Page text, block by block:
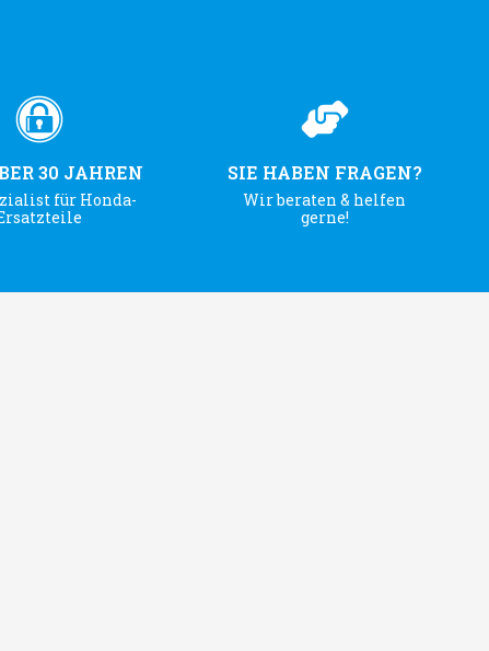
30 JAHREN
für Honda-
SIE HABEN FRAGEN?
Wir beraten & helfen
gerne!